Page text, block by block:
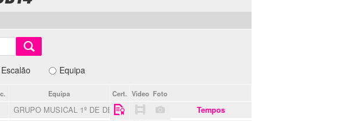
Escalão Equipa
Equipa Cert. Video Foto
GRUPO MUSICAL 1º DE DEZEMBRO DE QUEIJAS Tempos